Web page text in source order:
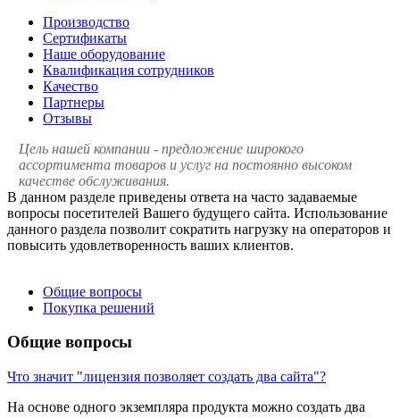
Производство
Сертификаты
Наше оборудование
Квалификация сотрудников
Качество
Партнеры
Отзывы
Цель нашей компании - предложение широкого
ассортимента товаров и услуг на постоянно высоком
качестве обслуживания.
В данном разделе приведены ответа на часто задаваемые
вопросы посетителей Вашего будущего сайта. Использование
данного раздела позволит сократить нагрузку на операторов и
повысить удовлетворенность ваших клиентов.
Общие вопросы
Покупка решений
Общие вопросы
Что значит "лицензия позволяет создать два сайта"?
На основе одного экземпляра продукта можно создать два